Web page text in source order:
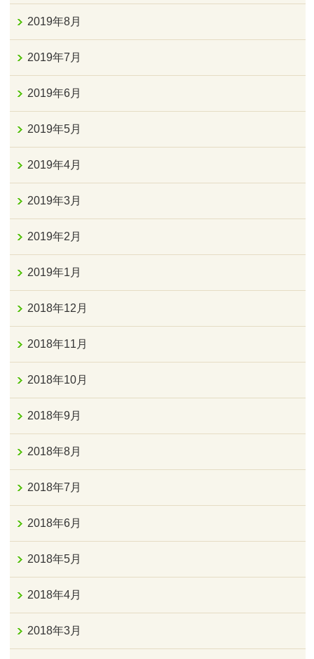
2019年8月
2019年7月
2019年6月
2019年5月
2019年4月
2019年3月
2019年2月
2019年1月
2018年12月
2018年11月
2018年10月
2018年9月
2018年8月
2018年7月
2018年6月
2018年5月
2018年4月
2018年3月